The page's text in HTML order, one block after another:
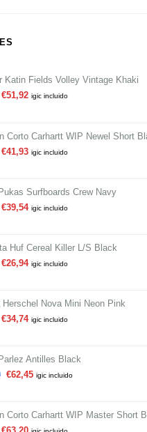
Katin Fields Volley Vintage Khaki
€51,92 igic incluido
Corto Carhartt WIP Newel Short
€41,93 igic incluido
Surfboards Crew Navy
€39,54 igic incluido
Huf Cereal Killer L/S Black
€26,94 igic incluido
Herschel Nova Mini Neon Pink
€34,74 igic incluido
Antilles Black
€62,45 igic incluido
Corto Carhartt WIP Master Short